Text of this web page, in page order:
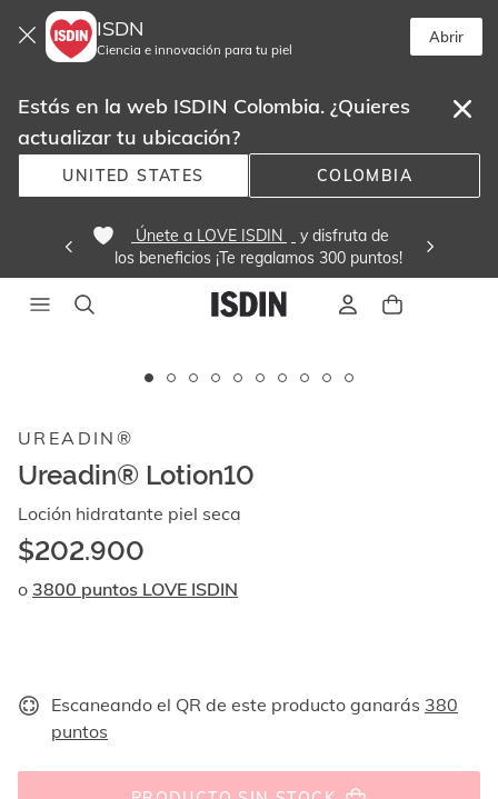
ISDN
Ciencia e innovación para tu piel
Abrir
Estás en la web ISDIN Colombia. ¿Quieres
actualizar tu ubicación?
UNITED STATES COLOMBIA
Únete a LOVE ISDIN
y disfruta de
los beneficios ¡Te regalamos 300 puntos!
imágenes
videos.
navegar
con
flechas
muestran
uno.
UREADIN®
Ureadin® Lotion10
Loción hidratante piel seca
$202.900
o 3800 puntos LOVE ISDIN
Escaneando el QR de este producto ganarás 380
puntos